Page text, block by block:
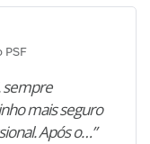
sempre
mais seguro
Após o…”